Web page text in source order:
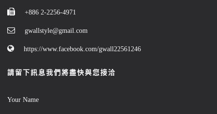
+886 2-2256-4971
gwallstyle@gmail.com
https://www.facebook.com/gwall22561246
請留下訊息我們將盡快與您接洽